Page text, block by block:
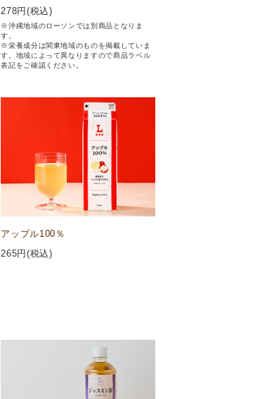
278円(税込)
※沖縄地域のローソンでは別商品となりま
す。
※栄養成分は関東地域のものを掲載していま
す。地域によって異なりますので商品ラベル
表記をご確認ください。
アップル100％
265円(税込)